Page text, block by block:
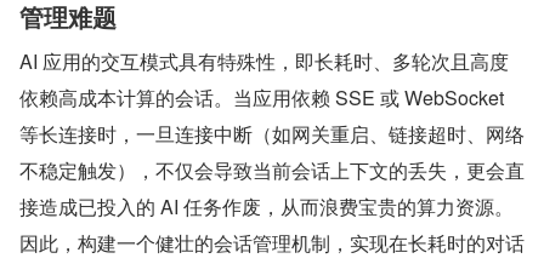
管理难题
AI 应用的交互模式具有特殊性，即长耗时、多轮次且高度
依赖高成本计算的会话。当应用依赖 SSE 或 WebSocket
等长连接时，一旦连接中断（如网关重启、链接超时、网络
不稳定触发），不仅会导致当前会话上下文的丢失，更会直
接造成已投入的 AI 任务作废，从而浪费宝贵的算力资源。
因此，构建一个健壮的会话管理机制，实现在长耗时的对话